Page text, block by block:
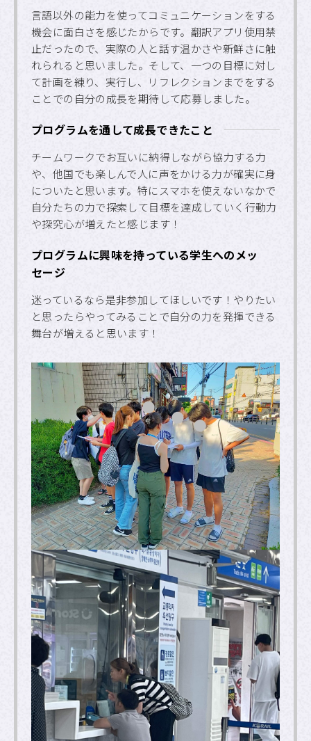
言語以外の能力を使ってコミュニケーションをする
機会に面白さを感じたからです。翻訳アプリ使用禁
止だったので、実際の人と話す温かさや新鮮さに触
れられると思いました。そして、一つの目標に対し
て計画を練り、実行し、リフレクションまでをする
ことでの自分の成長を期待して応募しました。
プログラムを通して成長できたこと
チームワークでお互いに納得しながら協力する力
や、他国でも楽しんで人に声をかける力が確実に身
についたと思います。特にスマホを使えないなかで
自分たちの力で探索して目標を達成していく行動力
や探究心が増えたと感じます！
プログラムに興味を持っている学生へのメッ
セージ
迷っているなら是非参加してほしいです！やりたい
と思ったらやってみることで自分の力を発揮できる
舞台が増えると思います！